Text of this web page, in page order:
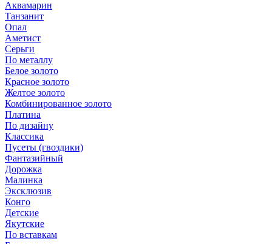
Аквамарин
Танзанит
Опал
Аметист
Серьги
По металлу
Белое золото
Красное золото
Желтое золото
Комбинированное золото
Платина
По дизайну
Классика
Пусеты (гвоздики)
Фантазийный
Дорожка
Малинка
Эксклюзив
Конго
Детские
Якутские
По вставкам